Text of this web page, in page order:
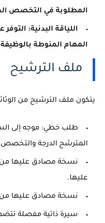
المطلوبة في التخصص
اللياقة البدنية:
المهام المنوطة
ملف الترشيح
يتكون ملف الترشيح من
طلب خطي: موجه إلى
المترشح الدرجة
نسخة مصادق عليها
عليها.
نسخة مصادق عليها
سيرة ذاتية مفصلة